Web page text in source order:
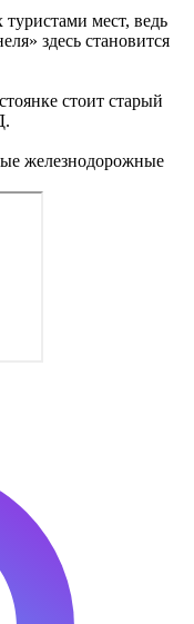
мест, ведь
здесь становится
стоит старый
железнодорожные